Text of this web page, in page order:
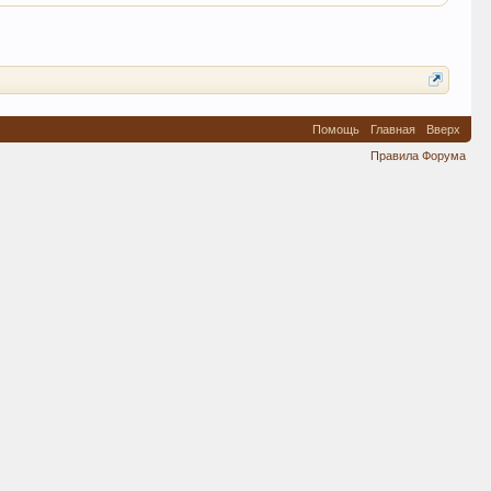
Помощь Главная
Вверх
Правила Форума